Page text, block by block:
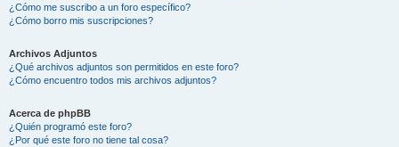
¿Cómo me suscribo a un foro específico?
¿Cómo borro mis suscripciones?
Archivos Adjuntos
¿Qué archivos adjuntos son permitidos en este foro?
¿Cómo encuentro todos mis archivos adjuntos?
Acerca de phpBB
¿Quién programó este foro?
¿Por qué este foro no tiene tal cosa?